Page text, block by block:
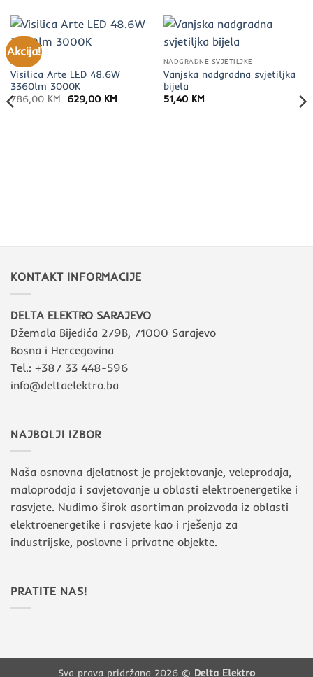
Akcija!
AKCIJE
Visilica Arte LED 48.6W
3360lm 3000K
786,00KM Izvorna
cijena
629,00 KMTrenutna
NADGRADNE SVJETILJKE
Vanjska nadgradna svjetiljka
bijela
51,40 KM
KONTAKT INFORMACIJE
DELTA ELEKTRO SARAJEVO
Džemala Bijedića 279B, 71000 Sarajevo
Bosna i Hercegovina
Tel.: +387 33 448-596
info@deltaelektro.ba
NAJBOLJI IZBOR
Naša osnovna djelatnost je projektovanje, veleprodaja,
maloprodaja i savjetovanje u oblasti elektroenergetike i
rasvjete. Nudimo širok asortiman proizvoda iz oblasti
elektroenergetike i rasvjete kao i rješenja za
industrijske, poslovne i privatne objekte.
PRATITE NAS!
Sva prava pridržana 2026 © Delta Elektro